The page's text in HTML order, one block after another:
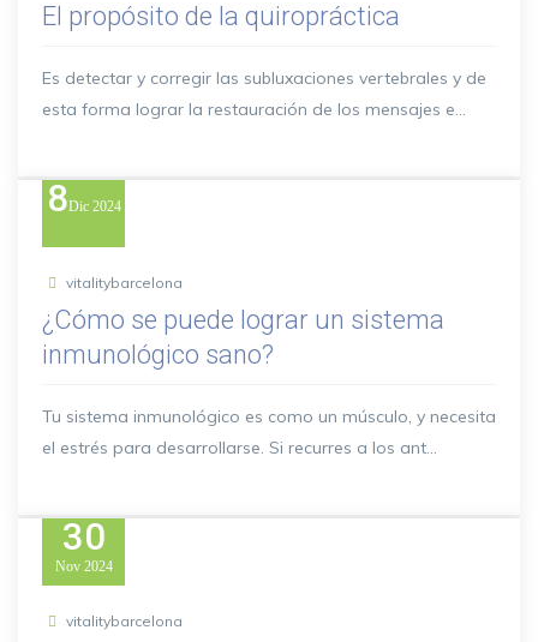
El propósito de la quiropráctica
Es detectar y corregir las subluxaciones vertebrales y de
esta forma lograr la restauración de los mensajes e...
8Dic 2024
vitalitybarcelona
¿Cómo se puede lograr un sistema
inmunológico sano?
Tu sistema inmunológico es como un músculo, y necesita
el estrés para desarrollarse. Si recurres a los ant...
30
Nov 2024
vitalitybarcelona